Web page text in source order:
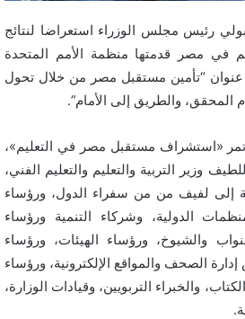
رئيس مجلس الوزراء استعراضا لنتائج
في مصر قدمتها منظمة الأمم المتحدة
“تأمين مستقبل مصر من خلال تحول
المحقق، والطريق إلى الأمام”.
«استشراف مستقبل مصر في التعليم»،
وزير التربية والتعليم والتعليم الفني،
إلى لفيف من من سفراء الدول، ورؤساء
الدولية، وشركاء التنمية ورؤساء
والشيوخ، ورؤساء الهيئات، ورؤساء
الصحف والمواقع الإلكترونية، ورؤساء
والخبراء التربويين، وقيادات الوزارة،